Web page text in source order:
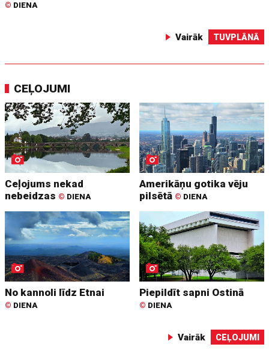
© DIENA
Vairāk TUVPLĀNĀ
CEĻOJUMI
Ceļojums nekad
nebeidzas © DIENA
Amerikāņu gotika vēju
pilsētā © DIENA
No kannoli līdz Etnai
© DIENA
Piepildīt sapni Ostinā
© DIENA
Vairāk CEĻOJUMI